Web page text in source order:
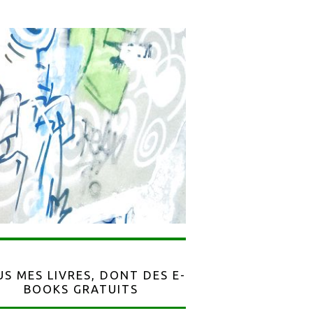
MES LIVRES, DONT DES E-
BOOKS GRATUITS